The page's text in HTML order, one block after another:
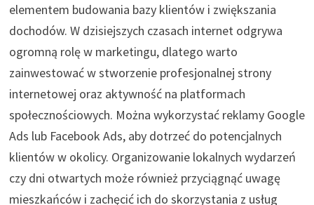
elementem budowania bazy klientów i zwiększania
dochodów. W dzisiejszych czasach internet odgrywa
ogromną rolę w marketingu, dlatego warto
zainwestować w stworzenie profesjonalnej strony
internetowej oraz aktywność na platformach
społecznościowych. Można wykorzystać reklamy Google
Ads lub Facebook Ads, aby dotrzeć do potencjalnych
klientów w okolicy. Organizowanie lokalnych wydarzeń
czy dni otwartych może również przyciągnąć uwagę
mieszkańców i zachęcić ich do skorzystania z usług